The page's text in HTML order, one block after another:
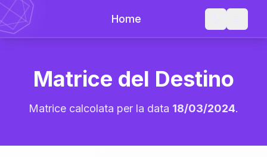
Home
Matrice del Destino
Matrice calcolata per la data 18/03/2024.